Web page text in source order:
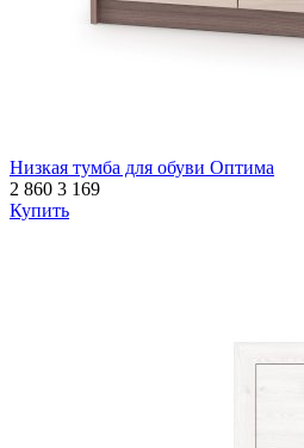
Низкая тумба для обуви Оптима
2 860 3 169
Купить